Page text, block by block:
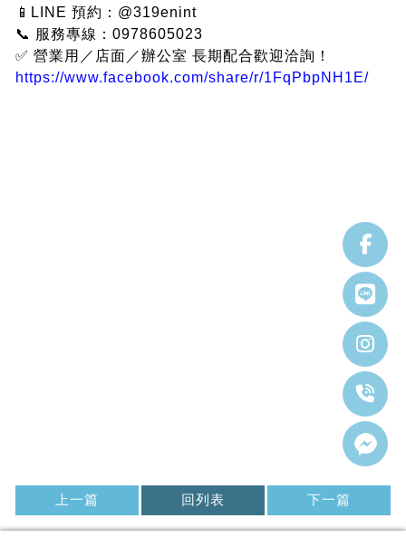
📱LINE 預約：@319enint
📞 服務專線：0978605023
✅ 營業用／店面／辦公室 長期配合歡迎洽詢！
https://www.facebook.com/share/r/1FqPbpNH1E/
上一篇 回列表 下一篇